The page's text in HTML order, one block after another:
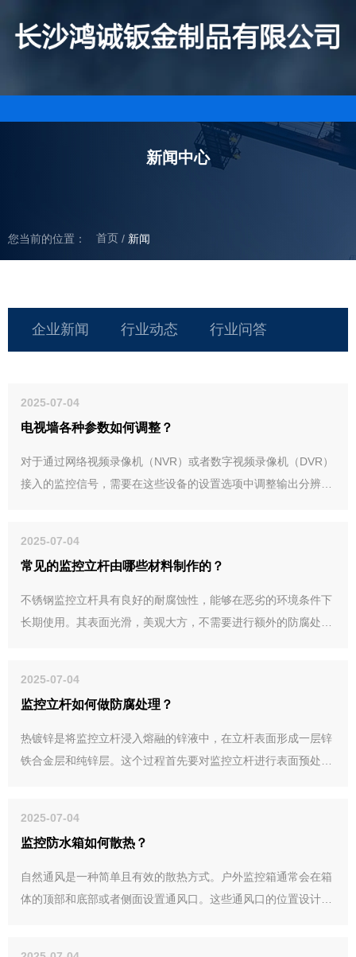
新闻中心
您当前的位置： 首页/ 新闻
企业新闻 行业动态 行业问答
2025-07-04
电视墙各种参数如何调整？
对于通过网络视频录像机（NVR）或者数字视频录像机（DVR）
接入的监控信号，需要在这些设备的设置选项中调整输出分辨
2025-07-04
常见的监控立杆由哪些材料制作的？
不锈钢监控立杆具有良好的耐腐蚀性，能够在恶劣的环境条件下
长期使用。其表面光滑，美观大方，不需要进行额外的防腐处
2025-07-04
监控立杆如何做防腐处理？
热镀锌是将监控立杆浸入熔融的锌液中，在立杆表面形成一层锌
铁合金层和纯锌层。这个过程首先要对监控立杆进行表面预处
锌铁合金层，其外层是纯锌层。
2025-07-04
监控防水箱如何散热？
自然通风是一种简单且有效的散热方式。户外监控箱通常会在箱
体的顶部和底部或者侧面设置通风口。这些通风口的位置设计是